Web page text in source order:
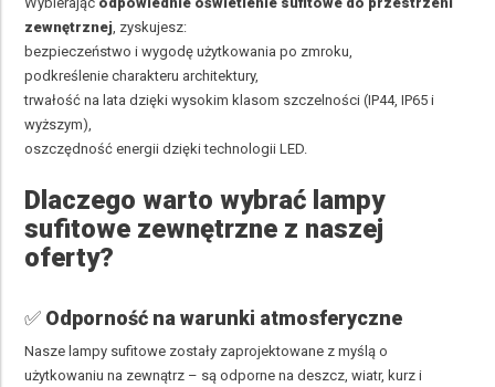
zewnętrznej , zyskujesz:
bezpieczeństwo i wygodę użytkowania po zmroku,
podkreślenie charakteru architektury,
trwałość na lata dzięki wysokim klasom szczelności (IP44, IP65 i
wyższym),
oszczędność energii dzięki technologii LED.
Dlaczego warto wybrać lampy
sufitowe zewnętrzne z naszej
oferty?
✅ Odporność na warunki atmosferyczne
Nasze lampy sufitowe zostały zaprojektowane z myślą o
użytkowaniu na zewnątrz – są odporne na deszcz, wiatr, kurz i